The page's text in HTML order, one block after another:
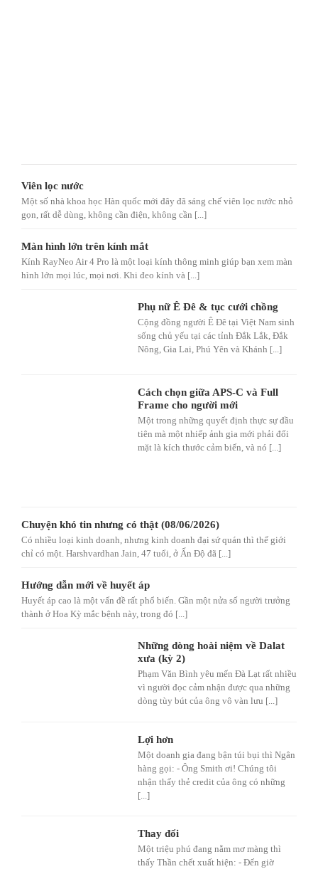
Viên lọc nước
Một số nhà khoa học Hàn quốc mới đây đã sáng chế viên lọc nước nhỏ
gọn, rất dễ dùng, không cần điện, không cần [...]
Màn hình lớn trên kính mắt
Kính RayNeo Air 4 Pro là một loại kính thông minh giúp bạn xem màn
hình lớn mọi lúc, mọi nơi. Khi đeo kính và [...]
Phụ nữ Ê Đê & tục cưới chồng
Cộng đồng người Ê Đê tại Việt Nam sinh
sống chủ yếu tại các tỉnh Đắk Lắk, Đắk
Nông, Gia Lai, Phú Yên và Khánh [...]
Cách chọn giữa APS-C và Full
Frame cho người mới
Một trong những quyết định thực sự đầu
tiên mà một nhiếp ảnh gia mới phải đối
mặt là kích thước cảm biến, và nó [...]
Chuyện khó tin nhưng có thật (08/06/2026)
Có nhiều loại kinh doanh, nhưng kinh doanh đại sứ quán thì thế giới
chỉ có một. Harshvardhan Jain, 47 tuổi, ở Ấn Độ đã [...]
Hướng dẫn mới về huyết áp
Huyết áp cao là một vấn đề rất phổ biến. Gần một nửa số người trưởng
thành ở Hoa Kỳ mắc bệnh này, trong đó [...]
Những dòng hoài niệm về Dalat
xưa (kỳ 2)
Phạm Văn Bình yêu mến Đà Lạt rất nhiều
vì người đọc cảm nhận được qua những
dòng tùy bút của ông vô vàn lưu [...]
Lợi hơn
Một doanh gia đang bận túi bụi thì Ngân
hàng gọi: - Ông Smith ơi! Chúng tôi
nhận thấy thẻ credit của ông có những
[...]
Thay đổi
Một triệu phú đang nằm mơ màng thì
thấy Thần chết xuất hiện: - Đến giờ